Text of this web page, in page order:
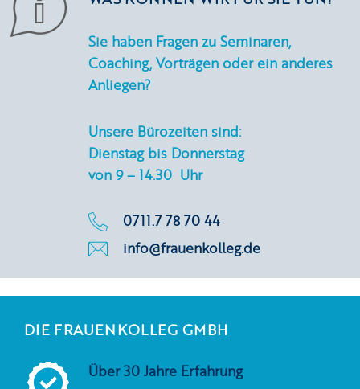
Sie haben Fragen zu Seminaren,
Coaching, Vorträgen oder ein anderes
Anliegen?
Unsere Bürozeiten sind:
Dienstag bis Donnerstag
von 9 – 14.30 Uhr
0711.7 78 70 44
info@frauenkolleg.de
DIE FRAUENKOLLEG GMBH
Über 30 Jahre Erfahrung